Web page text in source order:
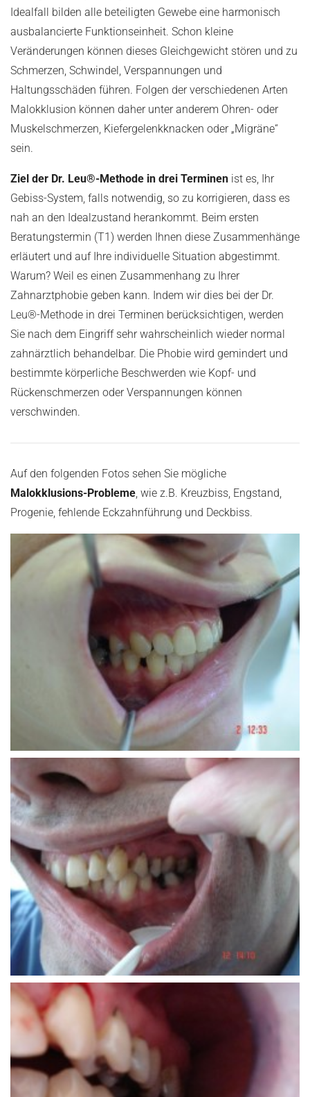
Idealfall bilden alle beteiligten Gewebe eine harmonisch
ausbalancierte Funktionseinheit. Schon kleine
Veränderungen können dieses Gleichgewicht stören und zu
Schmerzen, Schwindel, Verspannungen und
Haltungsschäden führen. Folgen der verschiedenen Arten
Malokklusion können daher unter anderem Ohren- oder
Muskelschmerzen, Kiefergelenkknacken oder „Migräne“
sein.
Ziel der Dr. Leu®-Methode in drei Terminen ist es, Ihr
Gebiss-System, falls notwendig, so zu korrigieren, dass es
nah an den Idealzustand herankommt. Beim ersten
Beratungstermin (T1) werden Ihnen diese Zusammenhänge
erläutert und auf Ihre individuelle Situation abgestimmt.
Warum? Weil es einen Zusammenhang zu Ihrer
Zahnarztphobie geben kann. Indem wir dies bei der Dr.
Leu®-Methode in drei Terminen berücksichtigen, werden
Sie nach dem Eingriff sehr wahrscheinlich wieder normal
zahnärztlich behandelbar. Die Phobie wird gemindert und
bestimmte körperliche Beschwerden wie Kopf- und
Rückenschmerzen oder Verspannungen können
verschwinden.
Auf den folgenden Fotos sehen Sie mögliche
Malokklusions-Probleme , wie z.B. Kreuzbiss, Engstand,
Progenie, fehlende Eckzahnführung und Deckbiss.